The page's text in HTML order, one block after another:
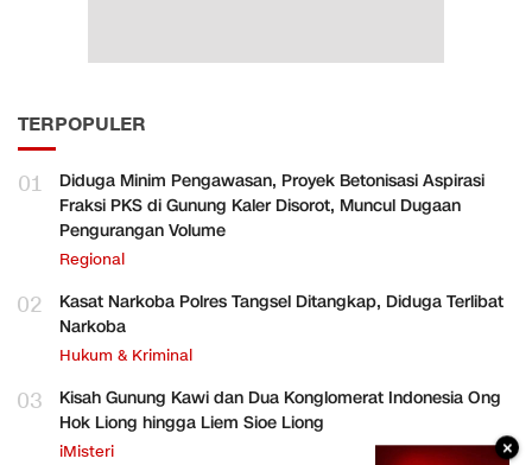
TERPOPULER
01
Diduga Minim Pengawasan, Proyek Betonisasi Aspirasi
Fraksi PKS di Gunung Kaler Disorot, Muncul Dugaan
Pengurangan Volume
Regional
02
Kasat Narkoba Polres Tangsel Ditangkap, Diduga Terlibat
Narkoba
Hukum & Kriminal
03
Kisah Gunung Kawi dan Dua Konglomerat Indonesia Ong
Hok Liong hingga Liem Sioe Liong
iMisteri ×